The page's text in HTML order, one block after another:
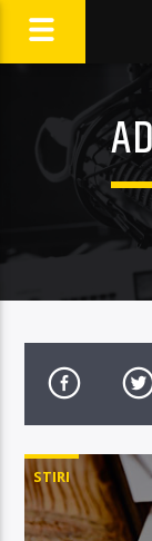
STIRI